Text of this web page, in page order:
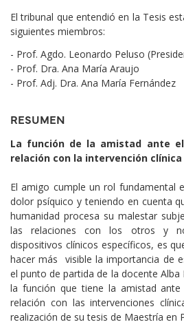
El tribunal que entendió en la Tesis
siguientes miembros:
- Prof. Agdo. Leonardo Peluso
- Prof. Dra. Ana María Araujo
- Prof. Adj. Dra. Ana María Fernández
RESUMEN
La función de la amistad ante
relación con la intervención clínica
El amigo cumple un rol fundamental
dolor psíquico y teniendo en cuenta
humanidad procesa su malestar
las relaciones con los otros y
dispositivos clínicos específicos, es
hacer más visible la importancia de
el punto de partida de la docente Alba
la función que tiene la amistad
relación con las intervenciones
realización de su tesis de Maestría en